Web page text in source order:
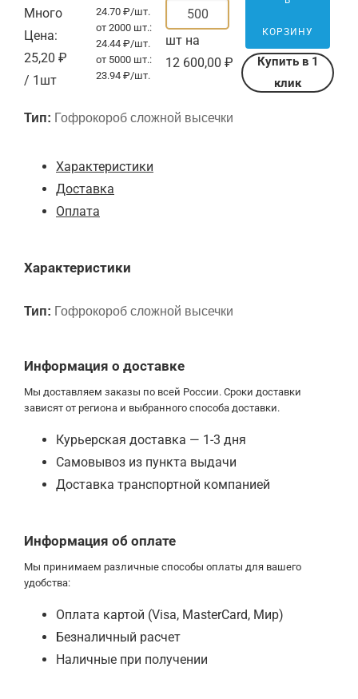
Много
Цена:
25,20 ₽
/ 1шт
24.70 ₽/шт.
от 2000 шт.:
24.44 ₽/шт.
от 5000 шт.:
23.94 ₽/шт.
шт на
12 600,00 ₽
КОРЗИНУ
Купить в 1
клик
Тип: Гофрокороб сложной высечки
Характеристики
Доставка
Оплата
Характеристики
Тип: Гофрокороб сложной высечки
Информация о доставке
Мы доставляем заказы по всей России. Сроки доставки
зависят от региона и выбранного способа доставки.
Курьерская доставка — 1-3 дня
Самовывоз из пункта выдачи
Доставка транспортной компанией
Информация об оплате
Мы принимаем различные способы оплаты для вашего
удобства:
Оплата картой (Visa, MasterCard, Мир)
Безналичный расчет
Наличные при получении